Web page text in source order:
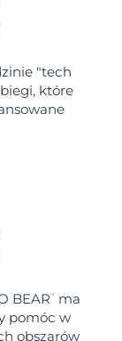
"tech
które
BEAR ™
ma
pomóc w
obszarów